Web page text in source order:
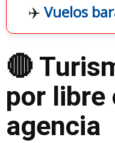
✈️ Vuelos
🔴
por libre
agencia